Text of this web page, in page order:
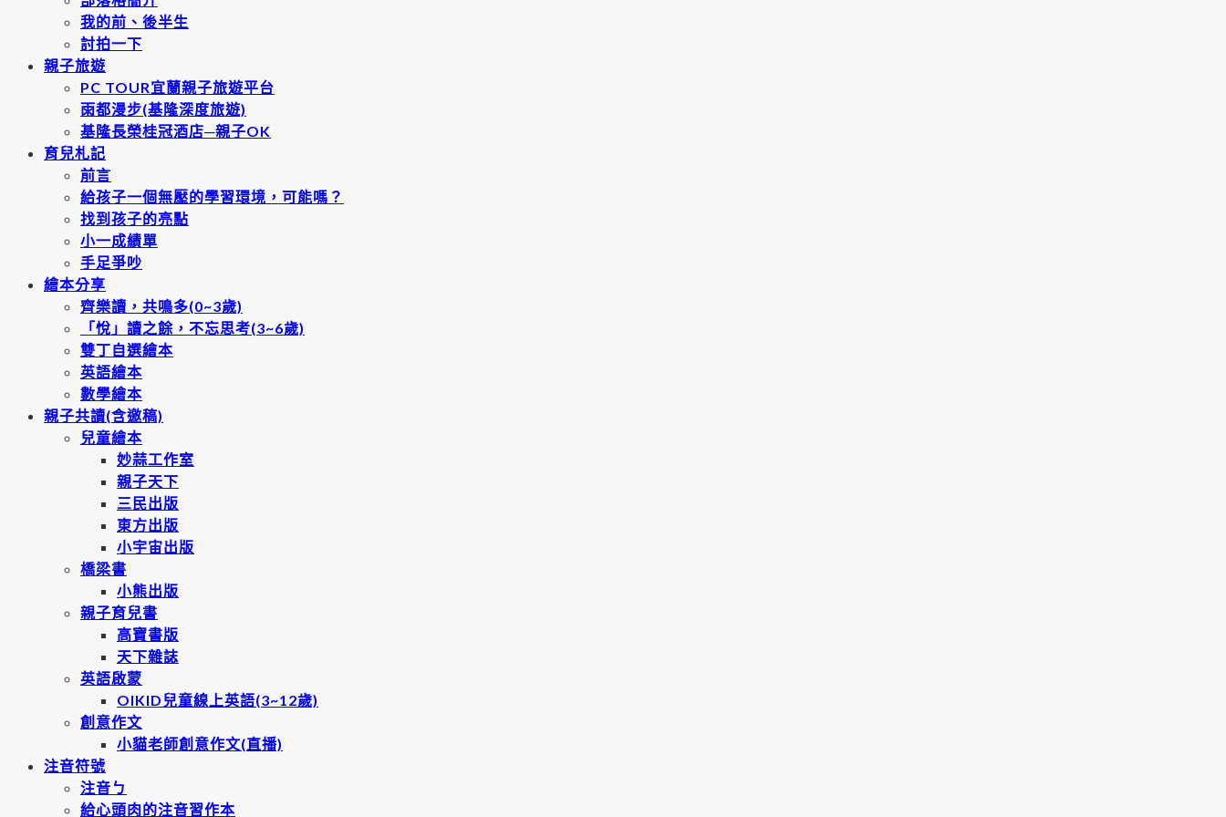
我的前、後半生
討拍一下
親子旅遊
PC TOUR宜蘭親子旅遊平台
雨都漫步(基隆深度旅遊)
基隆長榮桂冠酒店─親子OK
育兒札記
前言
給孩子一個無壓的學習環境，可能嗎？
找到孩子的亮點
小一成績單
手足爭吵
繪本分享
齊樂讀，共鳴多(0~3歲)
「悅」讀之餘，不忘思考(3~6歲)
雙丁自選繪本
英語繪本
數學繪本
親子共讀(含邀稿)
兒童繪本
妙蒜工作室
親子天下
三民出版
東方出版
小宇宙出版
橋梁書
小熊出版
親子育兒書
高寶書版
天下雜誌
英語啟蒙
OIKID兒童線上英語(3~12歲)
創意作文
小貓老師創意作文(直播)
注音符號
注音ㄅ
給心頭肉的注音習作本